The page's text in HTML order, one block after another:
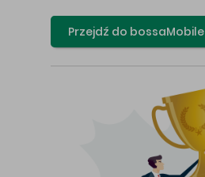
Przejdź do bossaMobile